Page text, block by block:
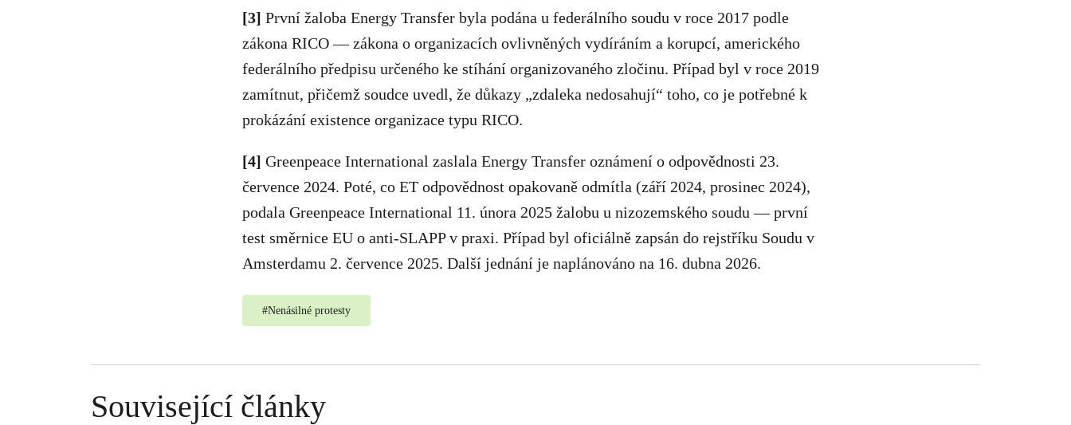
[3] První žaloba Energy Transfer byla podána u federálního soudu v roce 2017 podle
zákona RICO — zákona o organizacích ovlivněných vydíráním a korupcí, amerického
federálního předpisu určeného ke stíhání organizovaného zločinu. Případ byl v roce 2019
zamítnut, přičemž soudce uvedl, že důkazy „zdaleka nedosahují“ toho, co je potřebné k
prokázání existence organizace typu RICO.
[4] Greenpeace International zaslala Energy Transfer oznámení o odpovědnosti 23.
července 2024. Poté, co ET odpovědnost opakovaně odmítla (září 2024, prosinec 2024),
podala Greenpeace International 11. února 2025 žalobu u nizozemského soudu — první
test směrnice EU o anti-SLAPP v praxi. Případ byl oficiálně zapsán do rejstříku Soudu v
Amsterdamu 2. července 2025. Další jednání je naplánováno na 16. dubna 2026.
#Nenásilné protesty
Související články